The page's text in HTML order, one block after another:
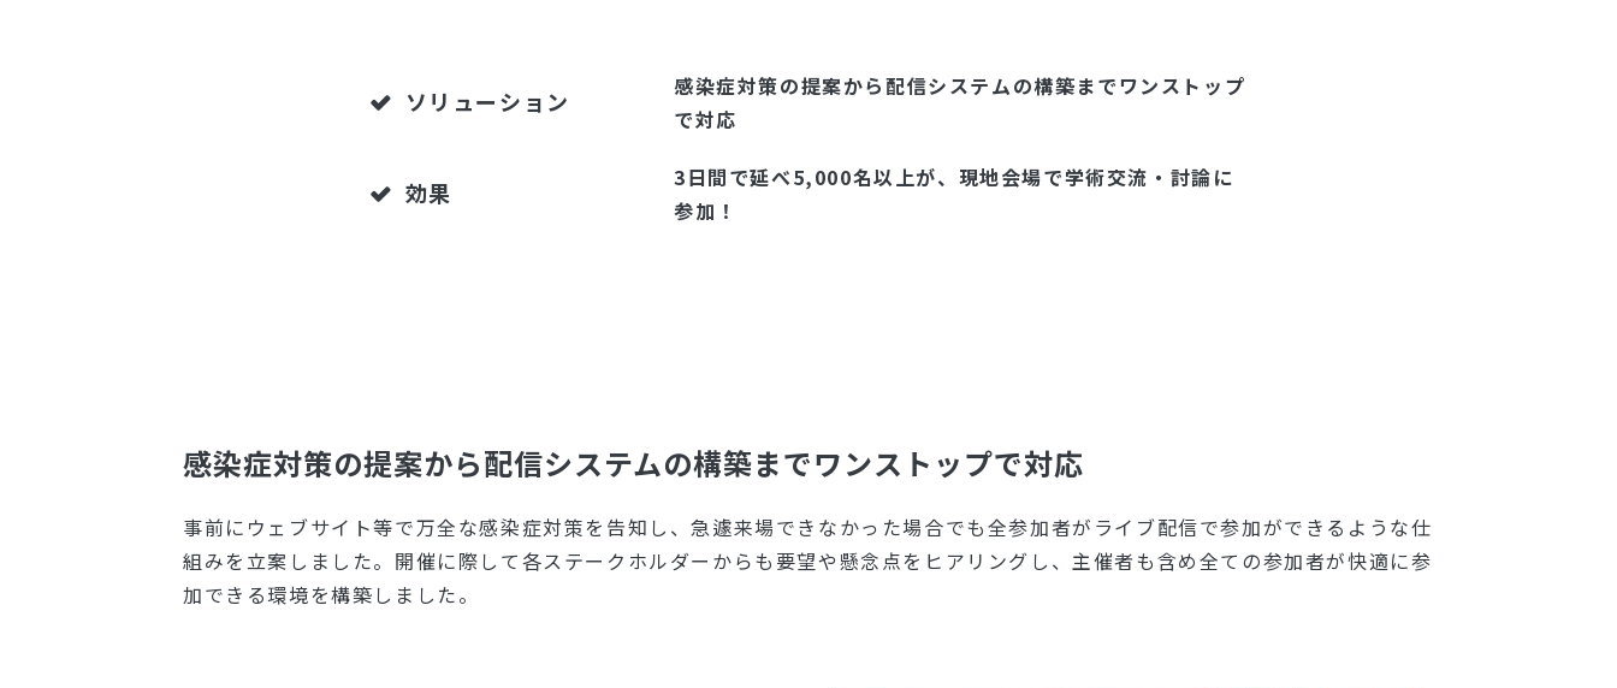
ソリューション
感染症対策の提案から配信システムの構築までワンストップ
で対応
効果
3日間で延べ5,000名以上が、現地会場で学術交流・討論に
参加！
感染症対策の提案から配信システムの構築までワンストップで対応
事前にウェブサイト等で万全な感染症対策を告知し、急遽来場できなかった場合でも全参加者がライブ配信で参加ができるような仕
組みを立案しました。開催に際して各ステークホルダーからも要望や懸念点をヒアリングし、主催者も含め全ての参加者が快適に参
加できる環境を構築しました。